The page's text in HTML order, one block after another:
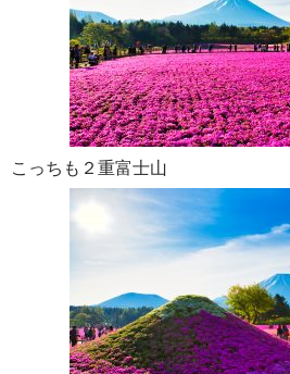
こっちも２重富士山